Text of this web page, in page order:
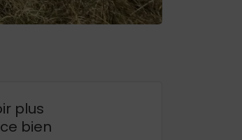
plus
bien